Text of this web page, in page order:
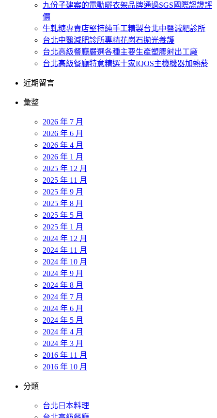
九份子建案的電動曬衣架品牌通過SGS國際認證評
價
牛軋糖專賣店堅持純手工精製台北中醫減肥診所
台北中醫減肥診所專精花崗石拋光養護
台北高級餐廳嚴選各種主要生產塑膠射出工廠
台北高級餐廳特意精選十家IQOS主機機器加熱菸
近期留言
彙整
2026 年 7 月
2026 年 6 月
2026 年 4 月
2026 年 1 月
2025 年 12 月
2025 年 11 月
2025 年 9 月
2025 年 8 月
2025 年 5 月
2025 年 1 月
2024 年 12 月
2024 年 11 月
2024 年 10 月
2024 年 9 月
2024 年 8 月
2024 年 7 月
2024 年 6 月
2024 年 5 月
2024 年 4 月
2024 年 3 月
2016 年 11 月
2016 年 10 月
分類
台北日本料理